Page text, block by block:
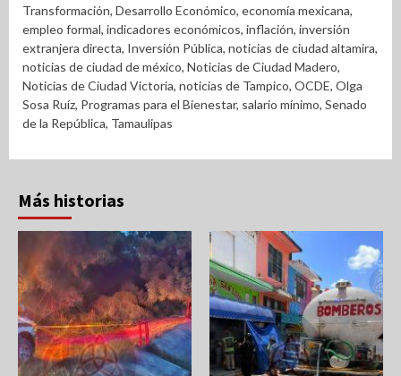
Transformación, Desarrollo Económico, economía mexicana,
empleo formal, indicadores económicos, inflación, inversión
extranjera directa, Inversión Pública, noticias de ciudad altamira,
noticias de ciudad de méxico, Noticias de Ciudad Madero,
Noticias de Ciudad Victoria, noticias de Tampico, OCDE, Olga
Sosa Ruíz, Programas para el Bienestar, salario mínimo, Senado
de la República, Tamaulipas
Más historias